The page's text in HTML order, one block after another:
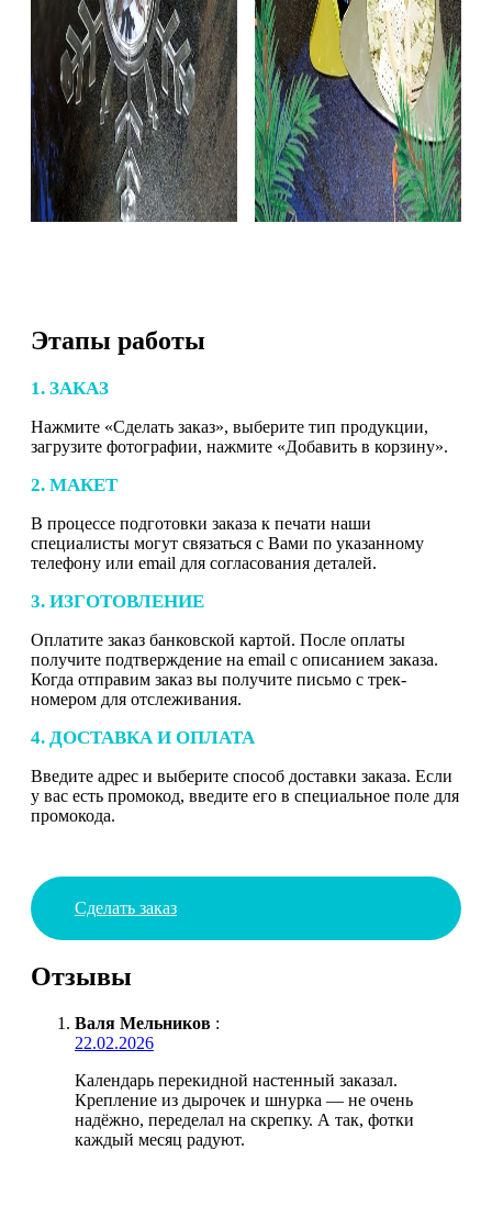
Этапы работы
1. ЗАКАЗ
Нажмите «Сделать заказ», выберите тип продукции,
загрузите фотографии, нажмите «Добавить в корзину».
2. МАКЕТ
В процессе подготовки заказа к печати наши
специалисты могут связаться с Вами по указанному
телефону или email для согласования деталей.
3. ИЗГОТОВЛЕНИЕ
Оплатите заказ банковской картой. После оплаты
получите подтверждение на email с описанием заказа.
Когда отправим заказ вы получите письмо с трек-
номером для отслеживания.
4. ДОСТАВКА И ОПЛАТА
Введите адрес и выберите способ доставки заказа. Если
у вас есть промокод, введите его в специальное поле для
промокода.
Сделать заказ
Отзывы
Валя Мельников :
22.02.2026
Календарь перекидной настенный заказал.
Крепление из дырочек и шнурка — не очень
надёжно, переделал на скрепку. А так, фотки
каждый месяц радуют.